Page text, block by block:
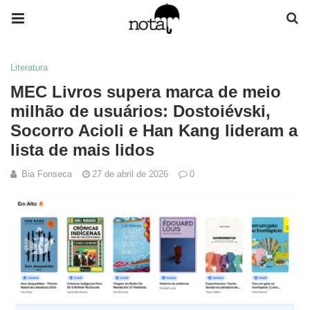
Literatura
MEC Livros supera marca de meio
milhão de usuários: Dostoiévski,
Socorro Acioli e Han Kang lideram a
lista de mais lidos
Bia Fonseca 27 de abril de 2026 0